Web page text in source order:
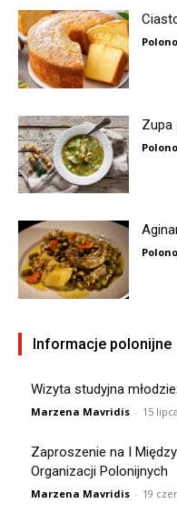
Zupa
Informacje polonijne
Wizyta studyjna
Marzena Mavridis - 15
Zaproszenie na I
Organizacji Polonijnych
Marzena Mavridis - 19